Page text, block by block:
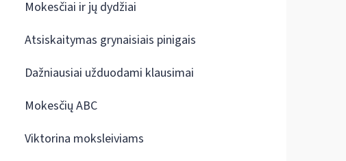
Mokesčiai ir jų dydžiai
Atsiskaitymas grynaisiais pinigais
Dažniausiai užduodami klausimai
Mokesčių ABC
Viktorina moksleiviams